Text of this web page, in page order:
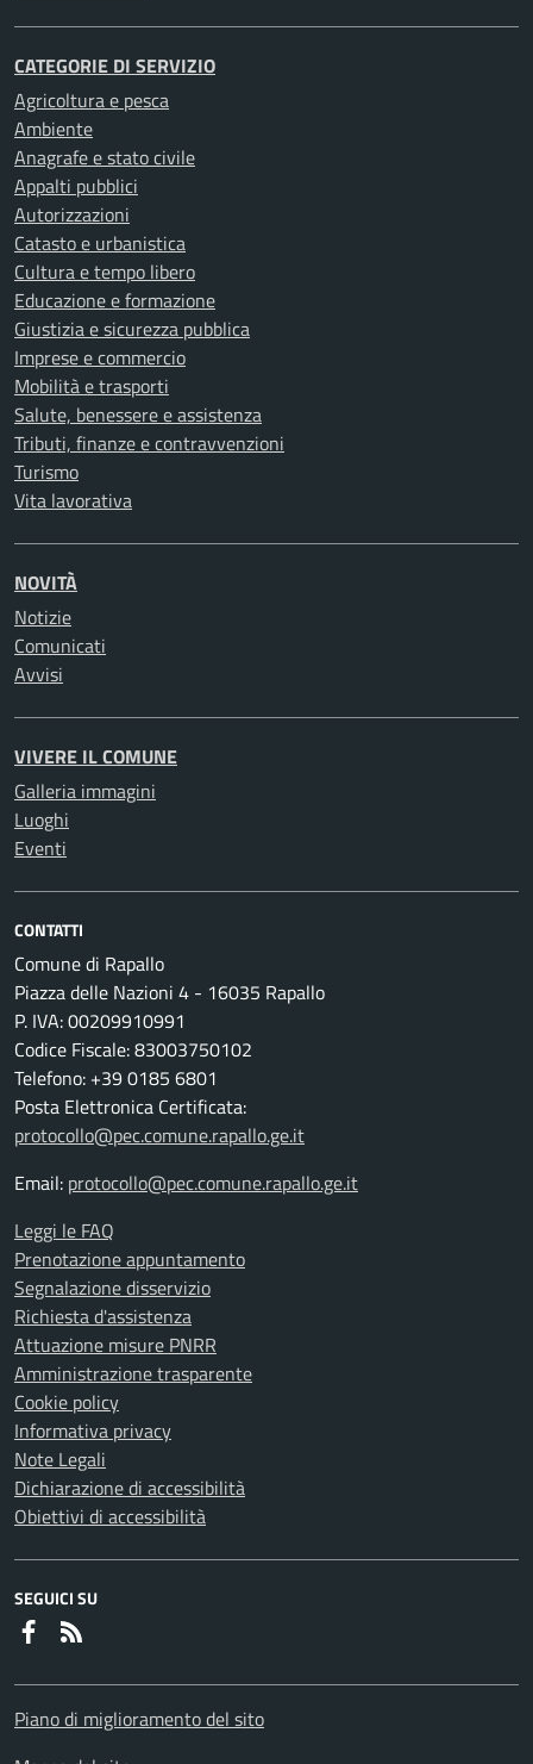
CATEGORIE DI SERVIZIO
Agricoltura e pesca
Ambiente
Anagrafe e stato civile
Appalti pubblici
Autorizzazioni
Catasto e urbanistica
Cultura e tempo libero
Educazione e formazione
Giustizia e sicurezza pubblica
Imprese e commercio
Mobilità e trasporti
Salute, benessere e assistenza
Tributi, finanze e contravvenzioni
Turismo
Vita lavorativa
NOVITÀ
Notizie
Comunicati
Avvisi
VIVERE IL COMUNE
Galleria immagini
Luoghi
Eventi
CONTATTI
Comune di Rapallo
Piazza delle Nazioni 4 - 16035 Rapallo
P. IVA: 00209910991
Codice Fiscale: 83003750102
Telefono: +39 0185 6801
Posta Elettronica Certificata:
protocollo@pec.comune.rapallo.ge.it
Email: protocollo@pec.comune.rapallo.ge.it
Leggi le FAQ
Prenotazione appuntamento
Segnalazione disservizio
Richiesta d'assistenza
Attuazione misure PNRR
Amministrazione trasparente
Cookie policy
Informativa privacy
Note Legali
Dichiarazione di accessibilità
Obiettivi di accessibilità
SEGUICI SU
Faceboook
Piano di miglioramento del sito